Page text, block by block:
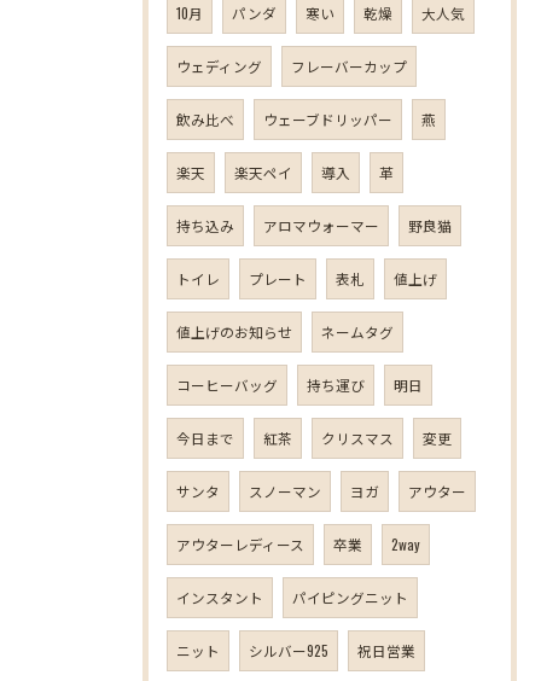
10月 パンダ 寒い 乾燥 大人気
ウェディング フレーバーカップ
飲み比べ ウェーブドリッパー 燕
楽天 楽天ペイ 導入 革
持ち込み アロマウォーマー 野良猫
トイレ プレート 表札 値上げ
値上げのお知らせ ネームタグ
コーヒーバッグ 持ち運び 明日
今日まで 紅茶 クリスマス 変更
サンタ スノーマン ヨガ アウター
アウターレディース 卒業 2way
インスタント パイピングニット
ニット シルバー925 祝日営業